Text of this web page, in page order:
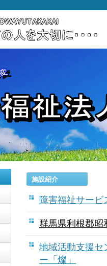
施設紹介
障害福祉サー
群馬県利根郡昭
地域活動支援
ー「燦」